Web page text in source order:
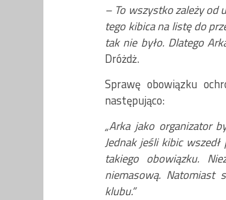
– To wszystko zależy od
tego kibica na listę do
tak nie było. Dlatego
Dróżdż.
Sprawę obowiązku
następująco:
„Arka jako organizator
Jednak jeśli kibic
takiego obowiązku.
niemasową. Natomiast
klubu.”